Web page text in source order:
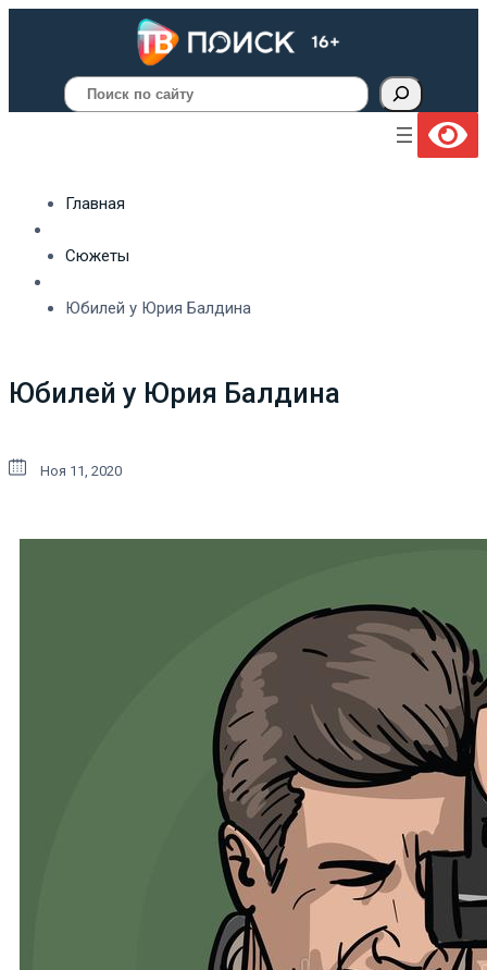
Поиск
Главная
Сюжеты
Юбилей у Юрия Балдина
Юбилей у Юрия Балдина
Ноя 11, 2020